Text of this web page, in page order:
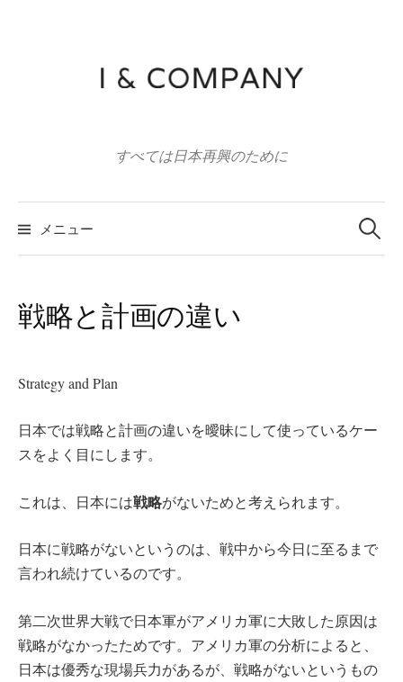
ッ
プ
すべては日本再興のために
メニュー
検
索:
戦略と計画の違い
Strategy and Plan
日本では戦略と計画の違いを曖昧にして使っているケー
スをよく目にします。
これは、日本には戦略がないためと考えられます。
日本に戦略がないというのは、戦中から今日に至るまで
言われ続けているのです。
第二次世界大戦で日本軍がアメリカ軍に大敗した原因は
戦略がなかったためです。アメリカ軍の分析によると、
日本は優秀な現場兵力があるが、戦略がないというもの